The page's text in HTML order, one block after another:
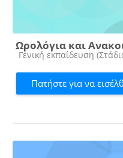
Ωρολόγια και
Κατηγορία μαθήματος
Γενική εκπαίδευση
Πατήστε για να